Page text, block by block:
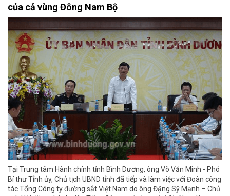
của cả vùng Đông Nam Bộ
Tại Trung tâm Hành chính tỉnh Bình Dương, ông Võ Văn Minh - Phó
Bí thư Tỉnh ủy, Chủ tịch UBND tỉnh đã tiếp và làm việc với Đoàn công
tác Tổng Công ty đường sắt Việt Nam do ông Đặng Sỹ Mạnh – Chủ